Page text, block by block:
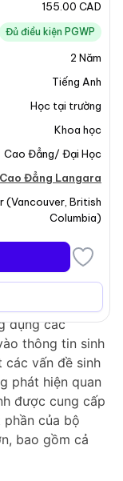
+8
Khoa Học - Tin
kế để trang bị
để phân tích và
Khi sinh học
trên dữ liệu,
dụng các
thông tin sinh
các vấn đề sinh
phát hiện quan
được cung cấp
của bộ
bao gồm cả
155.00 CAD
Đủ điều kiện PGWP
2 Năm
Tiếng Anh
Học tại trường
Khoa học
Cao Đẳng/ Đại Học
Cao Đẳng Langara
(Vancouver British
Columbia)